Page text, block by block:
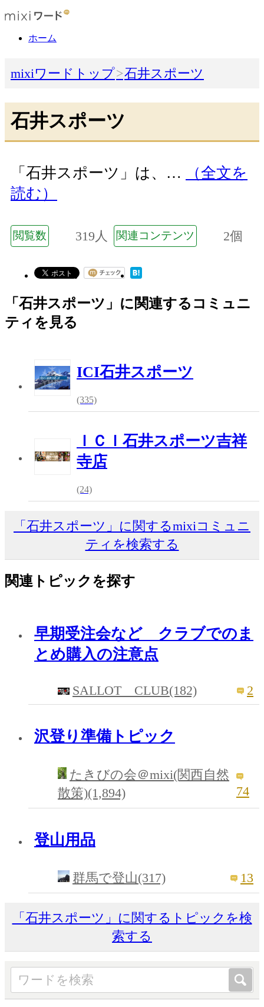
ホーム
mixiワードトップ 石井スポーツ
石井スポーツ
「石井スポーツ」は、…
（全文を
読む）
閲覧数 319人 関連コンテンツ 2個
「石井スポーツ」に関連するコミュニ
ティを見る
ICI石井スポーツ
(335)
ＩＣＩ石井スポーツ吉祥
寺店
(24)
「石井スポーツ」に関するmixiコミュニ
ティを検索する
関連トピックを探す
早期受注会など クラブでのま
とめ購入の注意点
SALLOT CLUB(182) 2
沢登り準備トピック
たきびの会＠mixi(関西自然
散策)(1,894)
74
登山用品
群馬で登山(317) 13
「石井スポーツ」に関するトピックを検
索する